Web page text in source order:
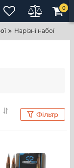
0
Нарізні набої
Фільтр